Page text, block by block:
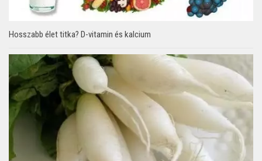
Hosszabb élet titka? D-vitamin és kalcium